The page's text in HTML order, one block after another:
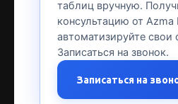
таблиц вручную.
консультацию от Azma
автоматизируйте свои
Записаться на звонок.
Записаться на